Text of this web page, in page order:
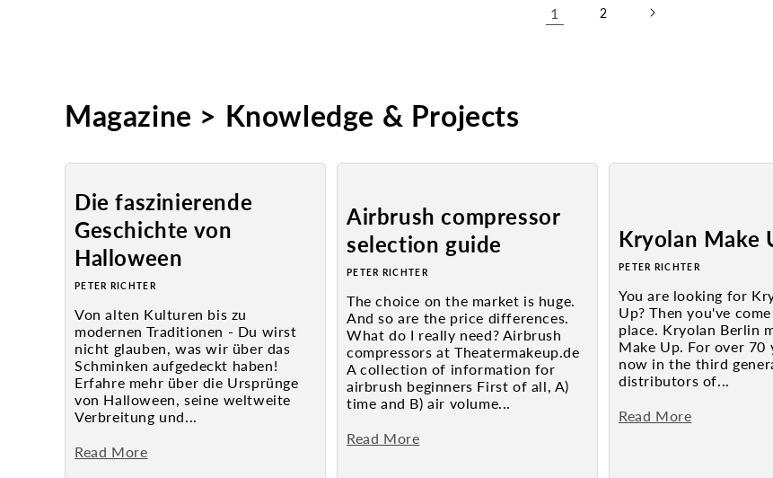
1 2
Magazine > Knowledge & Projects
Die faszinierende
Geschichte von
Halloween
PETER RICHTER
Von alten Kulturen bis zu
modernen Traditionen - Du wirst
nicht glauben, was wir über das
Schminken aufgedeckt haben!
Erfahre mehr über die Ursprünge
von Halloween, seine weltweite
Verbreitung und...
Read More
Airbrush compressor
selection guide
PETER RICHTER
The choice on the market is huge.
And so are the price differences.
What do I really need? Airbrush
compressors at Theatermakeup.de
A collection of information for
airbrush beginners First of all, A)
time and B) air volume...
Read More
Kryolan Make
PETER RICHTER
You are looking for
Up? Then you've
place. Kryolan Berlin
Make Up. For over 70
now in the third
distributors of...
Read More